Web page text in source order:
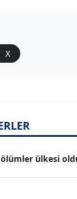
X
ölümler ülkesi